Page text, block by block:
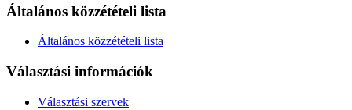
Általános közzétételi lista
Általános közzétételi lista
Választási információk
Választási szervek